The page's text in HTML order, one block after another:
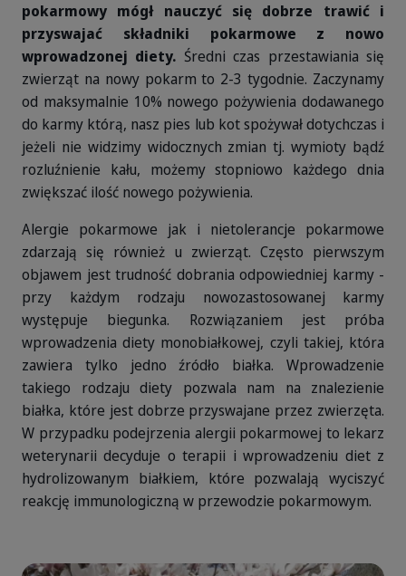
pokarmowy mógł nauczyć się dobrze trawić i
przyswajać składniki pokarmowe z nowo
wprowadzonej diety. Średni czas przestawiania się
zwierząt na nowy pokarm to 2-3 tygodnie. Zaczynamy
od maksymalnie 10% nowego pożywienia dodawanego
do karmy którą, nasz pies lub kot spożywał dotychczas i
jeżeli nie widzimy widocznych zmian tj. wymioty bądź
rozluźnienie kału, możemy stopniowo każdego dnia
zwiększać ilość nowego pożywienia.
Alergie pokarmowe jak i nietolerancje pokarmowe
zdarzają się również u zwierząt. Często pierwszym
objawem jest trudność dobrania odpowiedniej karmy -
przy każdym rodzaju nowozastosowanej karmy
występuje biegunka. Rozwiązaniem jest próba
wprowadzenia diety monobiałkowej, czyli takiej, która
zawiera tylko jedno źródło białka. Wprowadzenie
takiego rodzaju diety pozwala nam na znalezienie
białka, które jest dobrze przyswajane przez zwierzęta.
W przypadku podejrzenia alergii pokarmowej to lekarz
weterynarii decyduje o terapii i wprowadzeniu diet z
hydrolizowanym białkiem, które pozwalają wyciszyć
reakcję immunologiczną w przewodzie pokarmowym.